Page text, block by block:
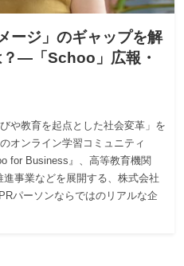
ージ」のギャップを解
―「Schoo」広報・
や教育を起点とした社会変革」を
オンライン学習コミュニティ
for Business』、高等教育機関
事業などを展開する、株式会社
パーソンならではのリアルな企